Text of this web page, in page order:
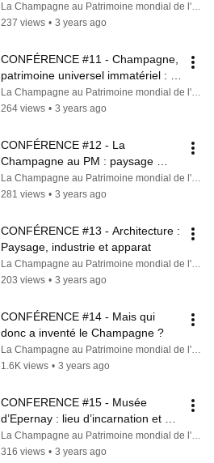
La Champagne au Patrimoine mondial de l'UNESCO
237 views • 3 years ago
CONFÉRENCE #11 - Champagne,
patrimoine universel immatériel :
une star du cinéma !
La Champagne au Patrimoine mondial de l'UNESCO
264 views • 3 years ago
CONFÉRENCE #12 - La
Champagne au PM : paysage
viticole ? souterrain ? industriel ?
associatif ?
La Champagne au Patrimoine mondial de l'UNESCO
281 views • 3 years ago
CONFÉRENCE #13 - Architecture :
Paysage, industrie et apparat
La Champagne au Patrimoine mondial de l'UNESCO
203 views • 3 years ago
CONFÉRENCE #14 - Mais qui
donc a inventé le Champagne ?
La Champagne au Patrimoine mondial de l'UNESCO
1.6K views • 3 years ago
CONFERENCE #15 - Musée
d’Epernay : lieu d’incarnation et de
mise en valeur de la Champagne
au PM
La Champagne au Patrimoine mondial de l'UNESCO
316 views • 3 years ago